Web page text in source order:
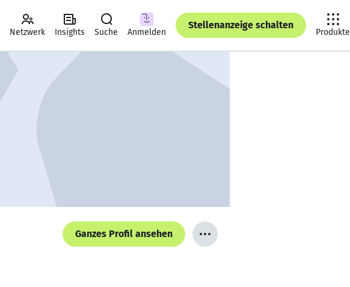
Netzwerk Insights Suche Anmelden
Stellenanzeige schalten
Produkte
Ganzes Profil ansehen